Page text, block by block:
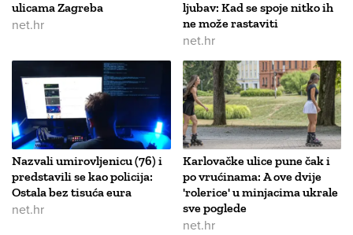
ulicama Zagreba
net.hr
ljubav: Kad se spoje nitko ih
ne može rastaviti
net.hr
Nazvali umirovljenicu (76) i
predstavili se kao policija:
Ostala bez tisuća eura
net.hr
Karlovačke ulice pune čak i
po vrućinama: A ove dvije
'rolerice' u minjacima ukrale
sve poglede
net.hr